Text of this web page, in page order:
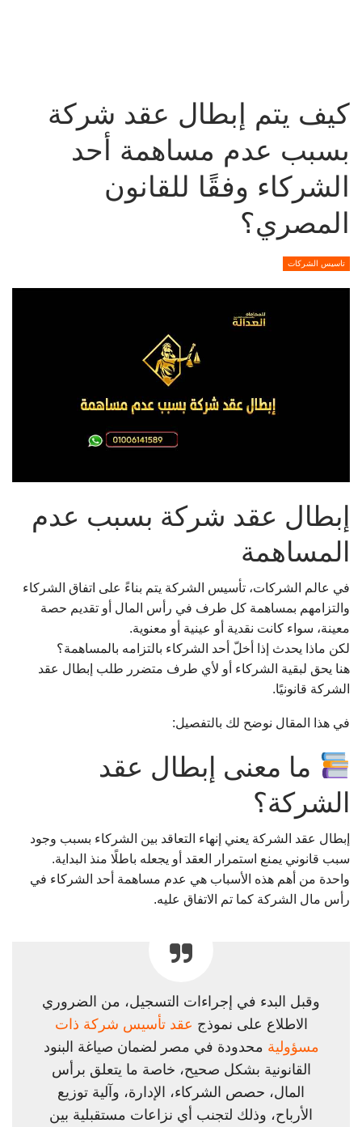
كيف يتم إبطال عقد شركة
بسبب عدم مساهمة أحد
الشركاء وفقًا للقانون
المصري؟
تاسيس الشركات
إبطال عقد شركة بسبب عدم
المساهمة
في عالم الشركات، تأسيس الشركة يتم بناءً على اتفاق الشركاء
والتزامهم بمساهمة كل طرف في رأس المال أو تقديم حصة
معينة، سواء كانت نقدية أو عينية أو معنوية.
لكن ماذا يحدث إذا أخلّ أحد الشركاء بالتزامه بالمساهمة؟
هنا يحق لبقية الشركاء أو لأي طرف متضرر طلب إبطال عقد
الشركة قانونيًا.
في هذا المقال نوضح لك بالتفصيل:
ما معنى إبطال عقد
الشركة؟
إبطال عقد الشركة يعني إنهاء التعاقد بين الشركاء بسبب وجود
سبب قانوني يمنع استمرار العقد أو يجعله باطلًا منذ البداية.
واحدة من أهم هذه الأسباب هي عدم مساهمة أحد الشركاء في
رأس مال الشركة كما تم الاتفاق عليه.
وقبل البدء في إجراءات التسجيل، من الضروري
الاطلاع على نموذج عقد تأسيس شركة ذات
مسؤولية محدودة في مصر لضمان صياغة البنود
القانونية بشكل صحيح، خاصة ما يتعلق برأس
المال، حصص الشركاء، الإدارة، وآلية توزيع
الأرباح، وذلك لتجنب أي نزاعات مستقبلية بين